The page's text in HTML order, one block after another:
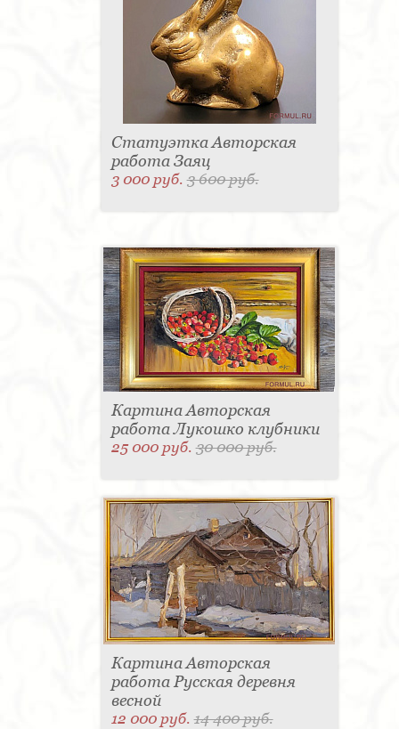
Статуэтка Авторская
работа Заяц
3 000 руб.3 600 руб.
Картина Авторская
работа Лукошко клубники
25 000 руб.30 000 руб.
Картина Авторская
работа Русская деревня
весной
12 000 руб.14 400 руб.